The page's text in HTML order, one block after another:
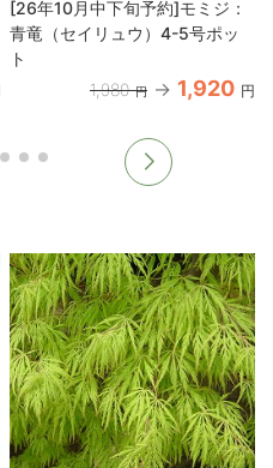
[26年10月中下旬予約]モミジ：
青竜（セイリュウ）4-5号ポッ
ト
1,980 円 1,920 円